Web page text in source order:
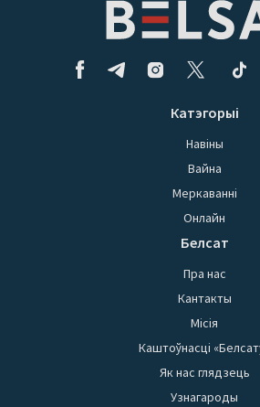
Катэгорыі
Навіны
Вайна
Меркаванні
Онлайн
Белсат
Пра нас
Кантакты
Місія
Каштоўнасці
Як нас глядзець
Узнагароды